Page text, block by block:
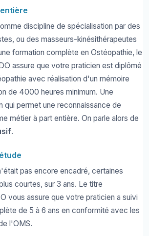
discipline de spécialisation par des
ou des masseurs-kinésithérapeutes
formation complète en Ostéopathie, le
assure que votre praticien est diplômé
avec réalisation d'un mémoire
de 4000 heures minimum. Une
qui permet une reconnaissance de
métier à part entière. On parle alors de
.
pas encore encadré, certaines
courtes, sur 3 ans. Le titre
vous assure que votre praticien a suivi
de 5 à 6 ans en conformité avec les
l'OMS.